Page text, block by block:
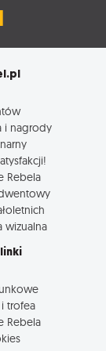
i nagrody
Rebela
wizualna
i trofea
Rebela